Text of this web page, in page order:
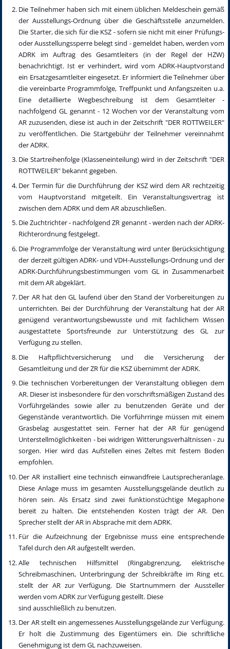
Die Teilnehmer haben sich mit einem üblichen Meldeschein gemäß
der Ausstellungs-Ordnung über die Geschäftsstelle anzumelden.
Die Starter, die sich für die KSZ - sofern sie nicht mit einer Prüfungs-
oder Ausstellungssperre belegt sind - gemeldet haben, werden vom
ADRK im Auftrag des Gesamtleiters (in der Regel der HZW)
benachrichtigt. Ist er verhindert, wird vom ADRK-Hauptvorstand
ein Ersatzgesamtleiter eingesetzt. Er informiert die Teilnehmer über
die vereinbarte Programmfolge, Treffpunkt und Anfangszeiten u.a.
Eine detaillierte Wegbeschreibung ist dem Gesamtleiter -
nachfolgend GL genannt - 12 Wochen vor der Veranstaltung vom
AR zuzusenden, diese ist auch in der Zeitschrift "DER ROTTWEILER"
zu veröffentlichen. Die Startgebühr der Teilnehmer vereinnahmt
der ADRK.
Die Startreihenfolge (Klasseneinteilung) wird in der Zeitschrift "DER
ROTTWEILER" bekannt gegeben.
Der Termin für die Durchführung der KSZ wird dem AR rechtzeitig
vom Hauptvorstand mitgeteilt. Ein Veranstaltungsvertrag ist
zwischen dem ADRK und dem AR abzuschließen.
Die Zuchtrichter - nachfolgend ZR genannt - werden nach der ADRK-
Richterordnung festgelegt.
Die Programmfolge der Veranstaltung wird unter Berücksichtigung
der derzeit gültigen ADRK- und VDH-Ausstellungs-Ordnung und der
ADRK-Durchführungsbestimmungen vom GL in Zusammenarbeit
mit dem AR abgeklärt.
Der AR hat den GL laufend über den Stand der Vorbereitungen zu
unterrichten. Bei der Durchführung der Veranstaltung hat der AR
genügend verantwortungsbewusste und mit fachlichem Wissen
ausgestattete Sportsfreunde zur Unterstützung des GL zur
Verfügung zu stellen.
Die Haftpflichtversicherung und die Versicherung der
Gesamtleitung und der ZR für die KSZ übernimmt der ADRK.
Die technischen Vorbereitungen der Veranstaltung obliegen dem
AR. Dieser ist insbesondere für den vorschriftsmäßigen Zustand des
Vorführgeländes sowie aller zu benutzenden Geräte und der
Gegenstände verantwortlich. Die Vorführringe müssen mit einem
Grasbelag ausgestattet sein. Ferner hat der AR für genügend
Unterstellmöglichkeiten - bei widrigen Witterungsverhältnissen - zu
sorgen. Hier wird das Aufstellen eines Zeltes mit festem Boden
empfohlen.
Der AR installiert eine technisch einwandfreie Lautsprecheranlage.
Diese Anlage muss im gesamten Ausstellungsgelände deutlich zu
hören sein. Als Ersatz sind zwei funktionstüchtige Megaphone
bereit zu halten. Die entstehenden Kosten trägt der AR. Den
Sprecher stellt der AR in Absprache mit dem ADRK.
Für die Aufzeichnung der Ergebnisse muss eine entsprechende
Tafel durch den AR aufgestellt werden.
Alle technischen Hilfsmittel (Ringabgrenzung, elektrische
Schreibmaschinen, Unterbringung der Schreibkräfte im Ring etc.
stellt der AR zur Verfügung. Die Startnummern der Aussteller
werden vom ADRK zur Verfügung gestellt. Diese
sind ausschließlich zu benutzen.
Der AR stellt ein angemessenes Ausstellungsgelände zur Verfügung.
Er holt die Zustimmung des Eigentümers ein. Die schriftliche
Genehmigung ist dem GL nachzuweisen.